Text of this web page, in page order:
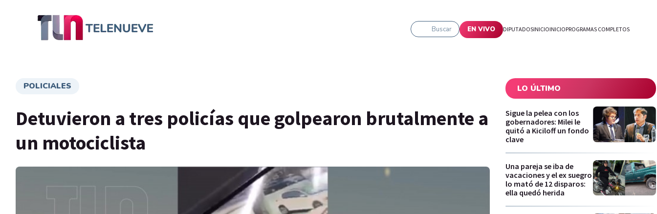
Buscar EN VIVO DIPUTADOSINICIOINICIOPROGRAMAS COMPLETOS
POLICIALES
Detuvieron a tres policías que golpearon brutalmente a
un motociclista
LO ÚLTIMO
Sigue la pelea con los
gobernadores: Milei le
quitó a Kiciloff un fondo
clave
Una pareja se iba de
vacaciones y el ex suegro
lo mató de 12 disparos:
ella quedó herida